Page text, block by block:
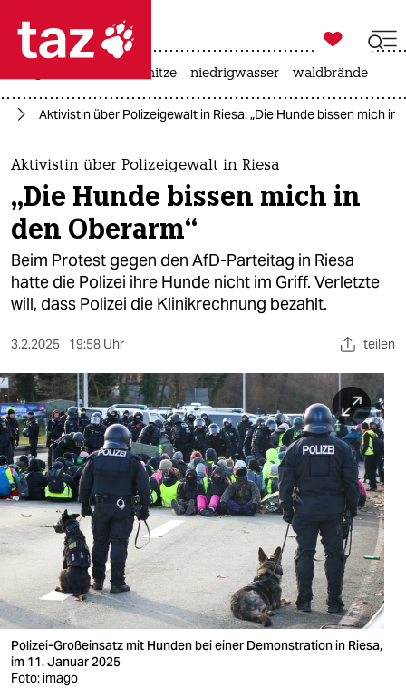
 taz zahl ich
taz zahl ich
themen
politik
öko
gesellschaft
sport
berlin
nord
wahrheit
verlag
veranstaltungen
shop
fragen & hilfe

taz zahl ich
hitze niedrigwasser waldbrände
Aktivistin über Polizeigewalt in Riesa: „Die Hunde bissen mich in
Aktivistin über Polizeigewalt in Riesa
„Die Hunde bissen mich in
den Oberarm“
Beim Protest gegen den AfD-Parteitag in Riesa
hatte die Polizei ihre Hunde nicht im Griff. Verletzte
will, dass Polizei die Klinikrechnung bezahlt.
3.2.2025 19:58 Uhr teilen
Polizei-Großeinsatz mit Hunden bei einer Demonstration in Riesa,
im 11. Januar 2025
Foto: imago